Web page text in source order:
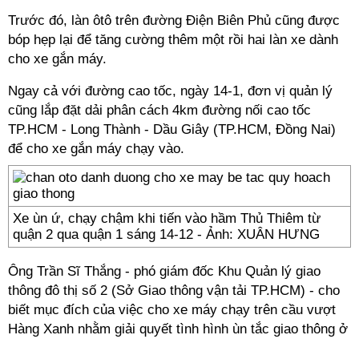
Trước đó, làn ôtô trên đường Điện Biên Phủ cũng được
bóp hẹp lại để tăng cường thêm một rồi hai làn xe dành
cho xe gắn máy.
Ngay cả với đường cao tốc, ngày 14-1, đơn vị quản lý
cũng lắp đặt dải phân cách 4km đường nối cao tốc
TP.HCM - Long Thành - Dầu Giây (TP.HCM, Đồng Nai)
để cho xe gắn máy chạy vào.
Xe ùn ứ, chạy chậm khi tiến vào hầm Thủ Thiêm từ
quận 2 qua quận 1 sáng 14-12 - Ảnh: XUÂN HƯNG
Ông Trần Sĩ Thắng - phó giám đốc Khu Quản lý giao
thông đô thị số 2 (Sở Giao thông vận tải TP.HCM) - cho
biết mục đích của việc cho xe máy chạy trên cầu vượt
Hàng Xanh nhằm giải quyết tình hình ùn tắc giao thông ở